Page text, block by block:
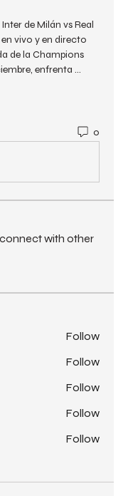
de Milán vs Real
vivo y en directo
de la Champions
enfrenta ...
0
with other
Follow
Follow
Follow
Follow
Follow